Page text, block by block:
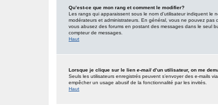
Qu’est-ce que mon rang et comment le modifier?
Les rangs qui apparaissent sous le nom d’utilisateur indiquent
modérateurs et administrateurs. En général, vous ne pouvez pas
vous abusez des forums en postant des messages dans le seul
compteur de messages.
Haut
Lorsque je clique sur le lien e-mail d’un utilisateur, on me
Seuls les utilisateurs enregistrés peuvent s’envoyer des e-mails
empêcher un usage abusif de la fonctionnalité par les invités.
Haut